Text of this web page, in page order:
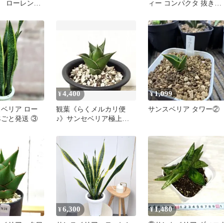
ーレンテ
ィー コンパクタ 抜き苗
リア ロー
ごと発送 ③
¥4,400
観葉《らくメルカリ便
♪》サンセベリア極上美
¥1,099
サンスベリア タワー②
¥6,300 ¥1,480